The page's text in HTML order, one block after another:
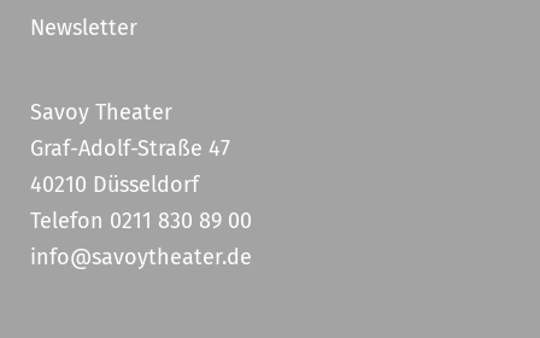
Newsletter
Savoy Theater
Graf-Adolf-Straße 47
40210 Düsseldorf
Telefon 0211 830 89 00
info@savoytheater.de